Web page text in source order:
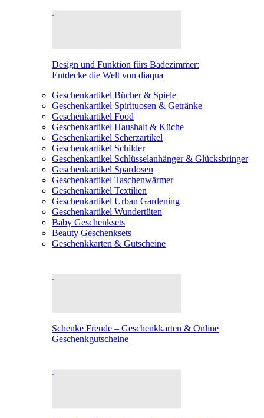
Design und Funktion fürs Badezimmer:
Entdecke die Welt von diaqua
Geschenkartikel Bücher & Spiele
Geschenkartikel Spirituosen & Getränke
Geschenkartikel Food
Geschenkartikel Haushalt & Küche
Geschenkartikel Scherzartikel
Geschenkartikel Schilder
Geschenkartikel Schlüsselanhänger & Glücksbringer
Geschenkartikel Spardosen
Geschenkartikel Taschenwärmer
Geschenkartikel Textilien
Geschenkartikel Urban Gardening
Geschenkartikel Wundertüten
Baby Geschenksets
Beauty Geschenksets
Geschenkkarten & Gutscheine
Schenke Freude – Geschenkkarten & Online
Geschenkgutscheine